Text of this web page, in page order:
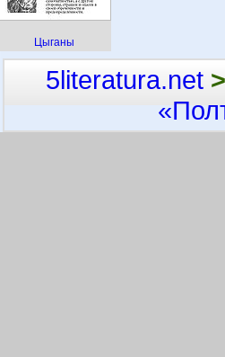
Цыганы
5literatura.net >